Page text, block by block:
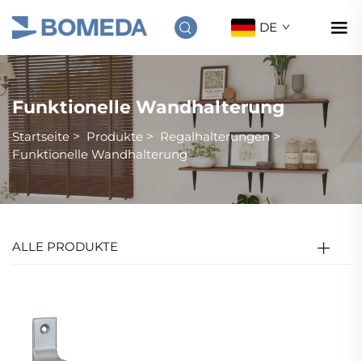
DE
Funktionelle Wandhalterung
Startseite> Produkte > Regalhalterungen>
Funktionelle Wandhalterung
ALLE PRODUKTE